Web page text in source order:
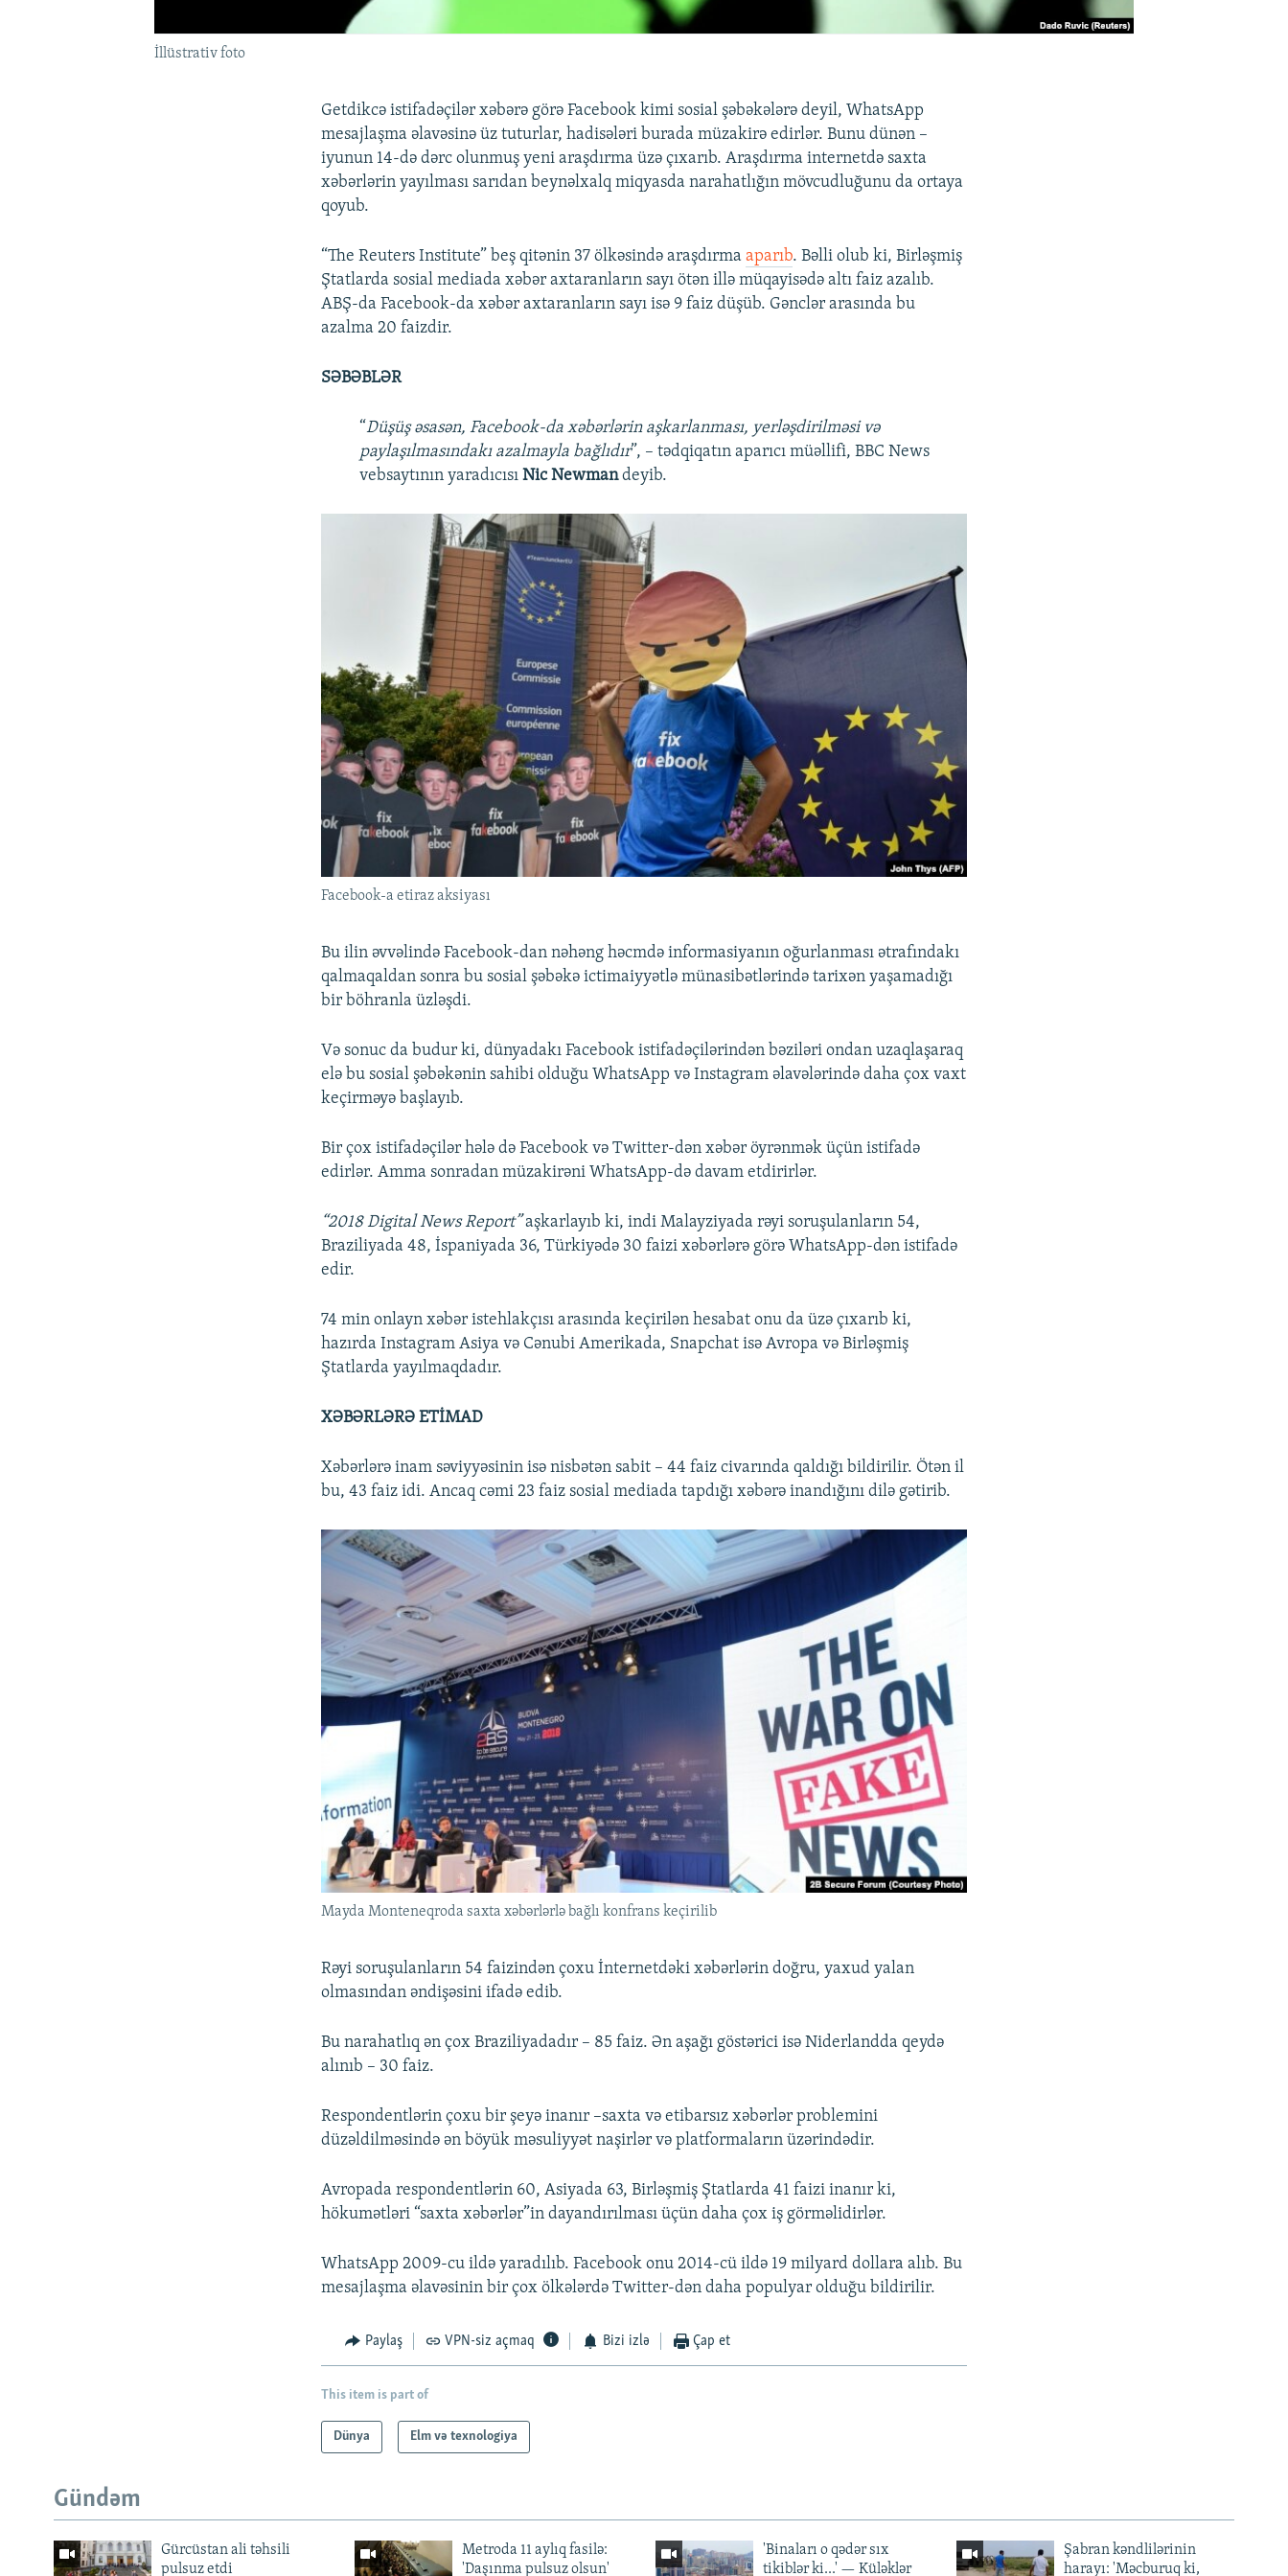
İllüstrativ foto
Getdikcə istifadəçilər xəbərə görə Facebook kimi sosial şəbəkələrə deyil, WhatsApp
mesajlaşma əlavəsinə üz tuturlar, hadisələri burada müzakirə edirlər. Bunu dünən –
iyunun 14-də dərc olunmuş yeni araşdırma üzə çıxarıb. Araşdırma internetdə saxta
xəbərlərin yayılması sarıdan beynəlxalq miqyasda narahatlığın mövcudluğunu da ortaya
qoyub.
“The Reuters Institute” beş qitənin 37 ölkəsində araşdırmaaparıb. Bəlli olub ki, Birləşmiş
Ştatlarda sosial mediada xəbər axtaranların sayı ötən illə müqayisədə altı faiz azalıb.
ABŞ-da Facebook-da xəbər axtaranların sayı isə 9 faiz düşüb. Gənclər arasında bu
azalma 20 faizdir.
SƏBƏBLƏR
“Düşüş əsasən, Facebook-da xəbərlərin aşkarlanması, yerləşdirilməsi və
paylaşılmasındakı azalmayla bağlıdır”, – tədqiqatın aparıcı müəllifi, BBC News
vebsaytının yaradıcısıNic Newmandeyib.
Facebook-a etiraz aksiyası
Bu ilin əvvəlində Facebook-dan nəhəng həcmdə informasiyanın oğurlanması ətrafındakı
qalmaqaldan sonra bu sosial şəbəkə ictimaiyyətlə münasibətlərində tarixən yaşamadığı
bir böhranla üzləşdi.
Və sonuc da budur ki, dünyadakı Facebook istifadəçilərindən bəziləri ondan uzaqlaşaraq
elə bu sosial şəbəkənin sahibi olduğu WhatsApp və Instagram əlavələrində daha çox vaxt
keçirməyə başlayıb.
Bir çox istifadəçilər hələ də Facebook və Twitter-dən xəbər öyrənmək üçün istifadə
edirlər. Amma sonradan müzakirəni WhatsApp-də davam etdirirlər.
“2018 Digital News Report”aşkarlayıb ki, indi Malayziyada rəyi soruşulanların 54,
Braziliyada 48, İspaniyada 36, Türkiyədə 30 faizi xəbərlərə görə WhatsApp-dən istifadə
edir.
74 min onlayn xəbər istehlakçısı arasında keçirilən hesabat onu da üzə çıxarıb ki,
hazırda Instagram Asiya və Cənubi Amerikada, Snapchat isə Avropa və Birləşmiş
Ştatlarda yayılmaqdadır.
XƏBƏRLƏRƏ ETİMAD
Xəbərlərə inam səviyyəsinin isə nisbətən sabit – 44 faiz civarında qaldığı bildirilir. Ötən il
bu, 43 faiz idi. Ancaq cəmi 23 faiz sosial mediada tapdığı xəbərə inandığını dilə gətirib.
Mayda Monteneqroda saxta xəbərlərlə bağlı konfrans keçirilib
Rəyi soruşulanların 54 faizindən çoxu İnternetdəki xəbərlərin doğru, yaxud yalan
olmasından əndişəsini ifadə edib.
Bu narahatlıq ən çox Braziliyadadır – 85 faiz. Ən aşağı göstərici isə Niderlandda qeydə
alınıb – 30 faiz.
Respondentlərin çoxu bir şeyə inanır –saxta və etibarsız xəbərlər problemini
düzəldilməsində ən böyük məsuliyyət naşirlər və platformaların üzərindədir.
Avropada respondentlərin 60, Asiyada 63, Birləşmiş Ştatlarda 41 faizi inanır ki,
hökumətləri “saxta xəbərlər”in dayandırılması üçün daha çox iş görməlidirlər.
WhatsApp 2009-cu ildə yaradılıb. Facebook onu 2014-cü ildə 19 milyard dollara alıb. Bu
mesajlaşma əlavəsinin bir çox ölkələrdə Twitter-dən daha populyar olduğu bildirilir.
Paylaş VPN-siz açmaq Bizi izlə Çap et
This item is part of
Dünya Elm və texnologiya
Gündəm
Gürcüstan ali təhsili
pulsuz etdi
Metroda 11 aylıq fasilə:
'Daşınma pulsuz olsun'
'Binaları o qədər sıx
tikiblər ki...' — Küləklər
Şabran kəndlilərinin
harayı: 'Məcburuq ki,